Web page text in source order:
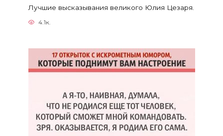
Лучшие высказывания великого Юлия Цезаря.
4.1к.